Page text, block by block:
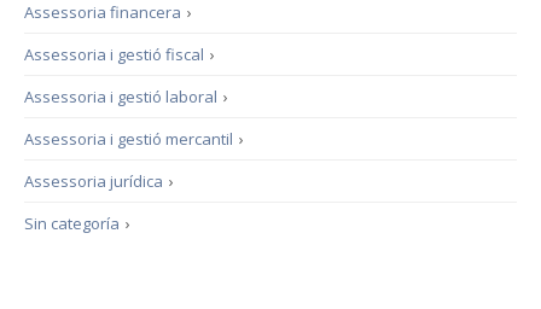
›
Assessoria financera
›
Assessoria i gestió fiscal
›
Assessoria i gestió laboral
›
Assessoria i gestió mercantil
›
Assessoria jurídica
›
Sin categoría